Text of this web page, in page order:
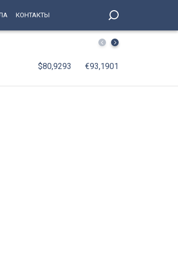
КОНТАКТЫ
за границу из-за долгов не могут почти 200
$80,9293 €93,1901